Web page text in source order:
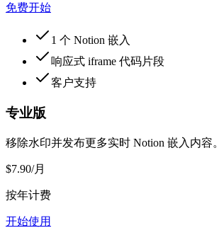
免费开始
1 个 Notion 嵌入
响应式 iframe 代码片段
客户支持
专业版
移除水印并发布更多实时 Notion 嵌入内容。
$7.90/月
按年计费
开始使用